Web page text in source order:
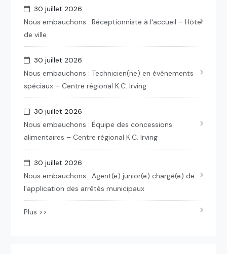
30 juillet 2026
Nous embauchons : Réceptionniste à l'accueil – Hôtel
de ville
30 juillet 2026
Nous embauchons : Technicien(ne) en événements
spéciaux – Centre régional K.C. Irving
30 juillet 2026
Nous embauchons : Équipe des concessions
alimentaires – Centre régional K.C. Irving
30 juillet 2026
Nous embauchons : Agent(e) junior(e) chargé(e) de
l'application des arrêtés municipaux
Plus >>